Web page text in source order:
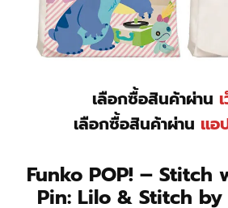
เลือกซื้อสินค้าผ่าน
เลือกซื้อสินค้าผ่าน แอ
Funko POP! – Stitch
Pin: Lilo & Stitch